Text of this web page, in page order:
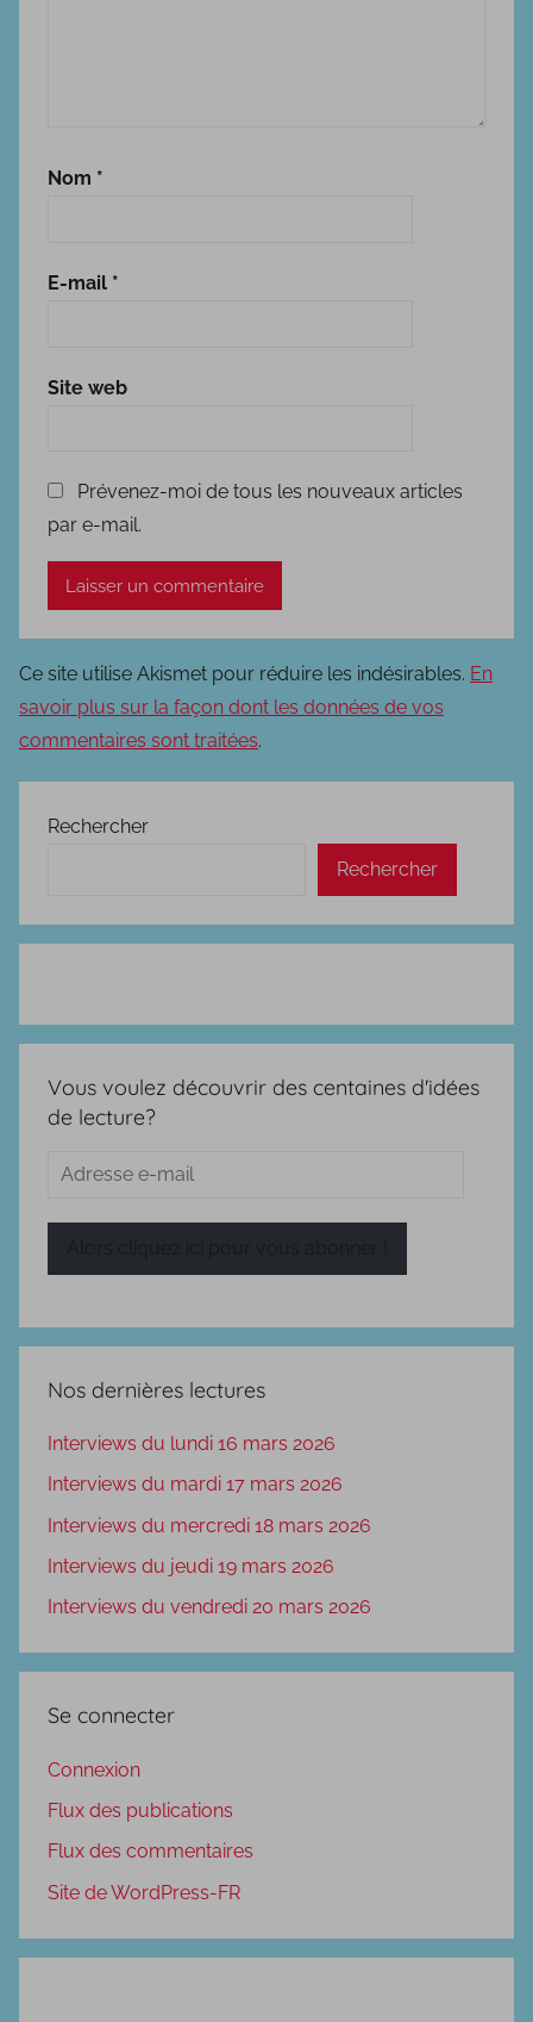
Nom *
E-mail *
Site web
Prévenez-moi de tous les nouveaux articles
par e-mail.
Ce site utilise Akismet pour réduire les indésirables. En
savoir plus sur la façon dont les données de vos
commentaires sont traitées.
Rechercher
Rechercher
Vous voulez découvrir des centaines d'idées
de lecture?
Adresse
Nos dernières lectures
Interviews du lundi 16 mars 2026
Interviews du mardi 17 mars 2026
Interviews du mercredi 18 mars 2026
Interviews du jeudi 19 mars 2026
Interviews du vendredi 20 mars 2026
Se connecter
Connexion
Flux des publications
Flux des commentaires
Site de WordPress-FR